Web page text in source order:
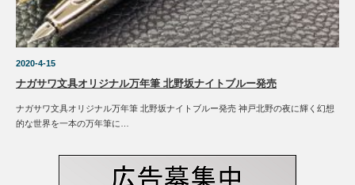
2020-4-15
ナガサワ文具オリジナル万年筆 北野坂ナイトブルー発売
ナガサワ文具オリジナル万年筆 北野坂ナイトブルー発売 神戸北野の夜に輝く幻想
的な世界を一本の万年筆に…